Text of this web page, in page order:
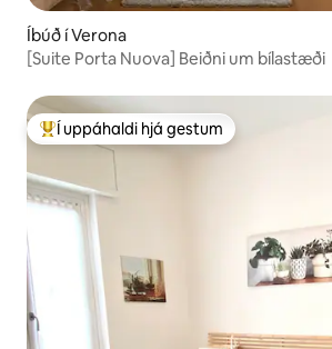
Íbúð í Verona
[Suite Porta Nuova] Beiðni um bílastæði
Í mestu uppáhaldi hjá gestum
Í uppáhaldi hjá gestum